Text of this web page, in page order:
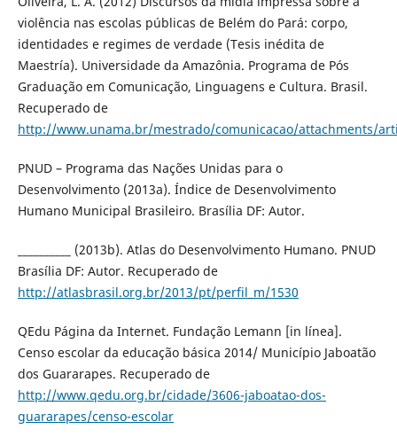
violência nas escolas públicas de Belém do Pará: corpo,
identidades e regimes de verdade (Tesis inédita de
Maestría). Universidade da Amazônia. Programa de Pós
Graduação em Comunicação, Linguagens e Cultura. Brasil.
Recuperado de
http://www.unama.br/mestrado/comunicacao/attachments/
PNUD – Programa das Nações Unidas para o
Desenvolvimento (2013a). Índice de Desenvolvimento
Humano Municipal Brasileiro. Brasília DF: Autor.
__________ (2013b). Atlas do Desenvolvimento Humano. PNUD
Brasília DF: Autor. Recuperado de
http://atlasbrasil.org.br/2013/pt/perfil_m/1530
QEdu Página da Internet. Fundação Lemann [in línea].
Censo escolar da educação básica 2014/ Município Jaboatão
dos Guararapes. Recuperado de
http://www.qedu.org.br/cidade/3606-jaboatao-dos-
guararapes/censo-escolar